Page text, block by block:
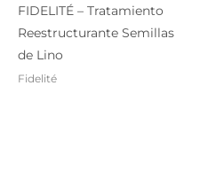
FIDELITÉ – Tratamiento
Reestructurante Semillas
de Lino
Fidelité